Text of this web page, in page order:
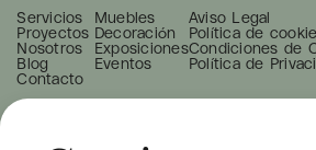
Servicios
Proyectos
Nosotros
Blog
Contacto
Muebles
Decoración
Exposiciones
Eventos
Aviso Legal
Política de
Condiciones de
Política de